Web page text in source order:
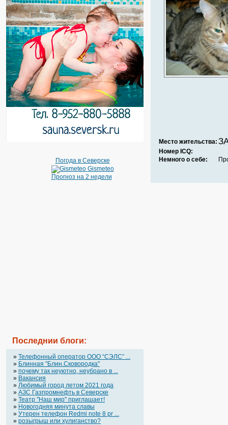
Погода в Северске
Gismeteo
Прогноз на 2 недели
Последнии блоги:
» Телефонный оператор OOO “СЭЛС” ...
» Блинная "Блин.Сковородка"
» почему так неуютно, неубрано в ...
» Вакансия
» Любимый город летом 2021 года
» АЗС Газпромнефть в Северске
» Театр "Наш мир" приглашает!
» Новогодняя минута славы
» Утерен телефон Redmi note 8 pr ...
» розыгрыш или хулиганство?
Место жительства:
Номер ICQ:
Немного о себе: